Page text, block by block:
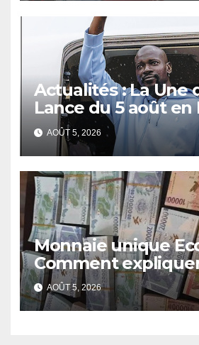
Actualités : La Une
Lance du 5 août en
AOÛT 5, 2026
Monnaie unique
Comment
face de la Guinée
AOÛT 5, 2026